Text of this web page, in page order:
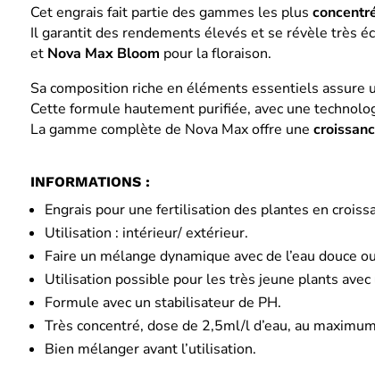
Cet engrais fait partie des gammes les plus
Il garantit des rendements élevés et se révèle très
et Nova Max Bloom pour la floraison.
Sa composition riche en éléments essentiels assure
Cette formule hautement purifiée, avec une
La gamme complète de Nova Max offre une
INFORMATIONS :
Engrais pour une fertilisation des plantes en
Utilisation : intérieur/ extérieur.
Faire un mélange dynamique avec de l’eau douce
Utilisation possible pour les très jeune plants avec
Formule avec un stabilisateur de PH.
Très concentré, dose de 2,5ml/l d’eau, au
Bien mélanger avant l’utilisation.